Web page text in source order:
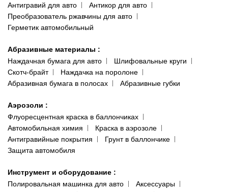
Антигравий для авто
Антикор для авто
Преобразователь ржавчины для авто
Герметик автомобильный
Абразивные материалы :
Наждачная бумага для авто
Шлифовальные круги
Скотч-брайт
Наждачка на поролоне
Абразивная бумага в полосах
Абразивные губки
Аэрозоли :
Флуоресцентная краска в баллончиках
Автомобильная химия
Краска в аэрозоле
Антигравийные покрытия
Грунт в баллончике
Защита автомобиля
Инструмент и оборудование :
Полировальная машинка для авто
Аксессуары